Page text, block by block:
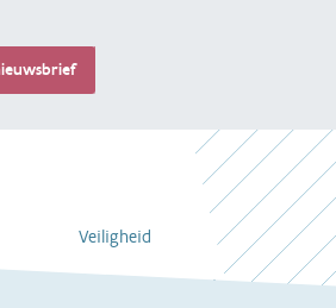
Veiligheid
Dagelijkse verzorging